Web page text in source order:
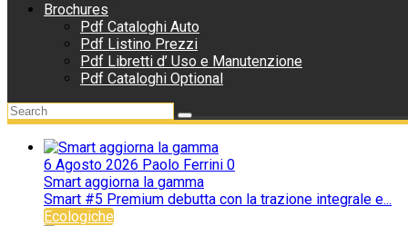
Brochures
Pdf Cataloghi Auto
Pdf Listino Prezzi
Pdf Libretti d’ Uso e Manutenzione
Pdf Cataloghi Optional
6 Agosto 2026 Paolo Ferrini 0
Smart aggiorna la gamma
Smart #5 Premium debutta con la trazione integrale e...
Ecologiche